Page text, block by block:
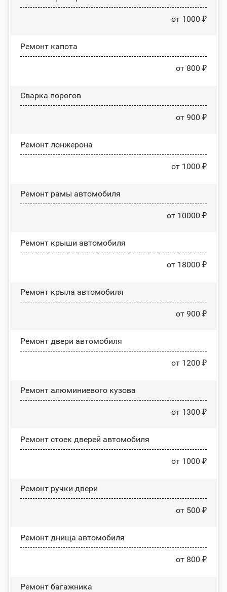
от 1000 ₽
Ремонт капота
от 800 ₽
Сварка порогов
от 900 ₽
Ремонт лонжерона
от 1000 ₽
Ремонт рамы автомобиля
от 10000 ₽
Ремонт крыши автомобиля
от 18000 ₽
Ремонт крыла автомобиля
от 900 ₽
Ремонт двери автомобиля
от 1200 ₽
Ремонт алюминиевого кузова
от 1300 ₽
Ремонт стоек дверей автомобиля
от 1000 ₽
Ремонт ручки двери
от 500 ₽
Ремонт днища автомобиля
от 800 ₽
Ремонт багажника